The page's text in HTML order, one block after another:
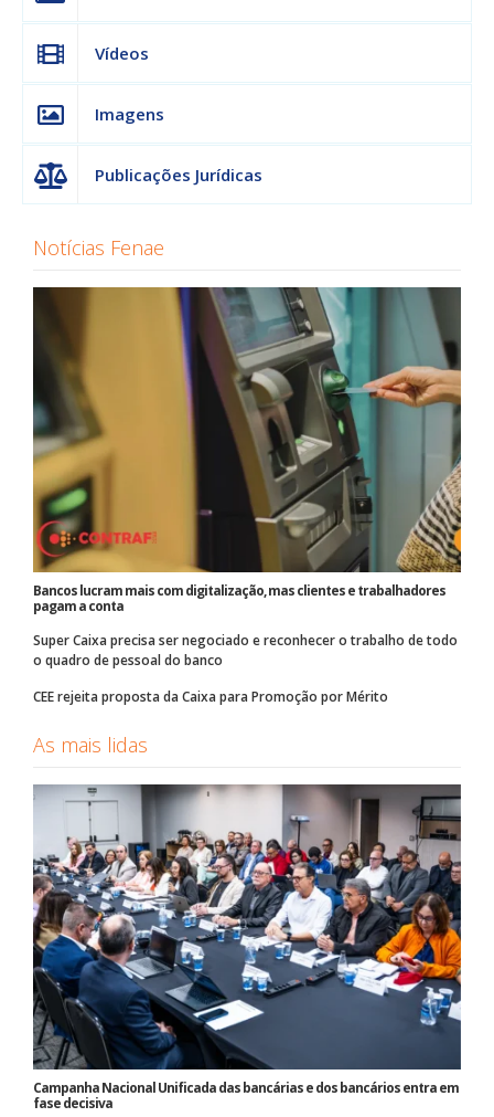
Vídeos
Imagens
Publicações Jurídicas
Notícias Fenae
Bancos lucram mais com digitalização, mas clientes e trabalhadores
pagam a conta
Super Caixa precisa ser negociado e reconhecer o trabalho de todo
o quadro de pessoal do banco
CEE rejeita proposta da Caixa para Promoção por Mérito
As mais lidas
Campanha Nacional Unificada das bancárias e dos bancários entra em
fase decisiva